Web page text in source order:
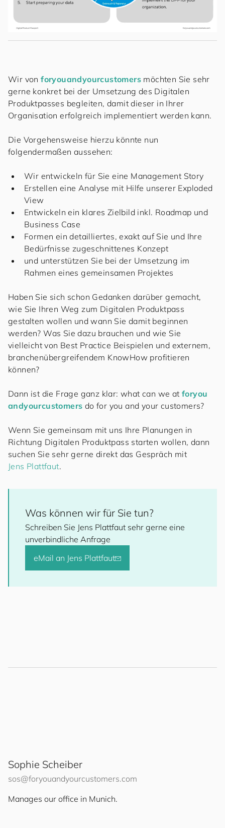
Wir vonforyouandyourcustomers möchten Sie sehr
gerne konkret bei der Umsetzung des Digitalen
Produktpasses begleiten, damit dieser in Ihrer
Organisation erfolgreich implementiert werden kann.
Die Vorgehensweise hierzu könnte nun
folgendermaßen aussehen:
Wir entwickeln für Sie eine Management Story
Erstellen eine Analyse mit Hilfe unserer Exploded
View
Entwickeln ein klares Zielbild inkl. Roadmap und
Business Case
Formen ein detailliertes, exakt auf Sie und Ihre
Bedürfnisse zugeschnittenes Konzept
und unterstützen Sie bei der Umsetzung im
Rahmen eines gemeinsamen Projektes
Haben Sie sich schon Gedanken darüber gemacht,
wie Sie Ihren Weg zum Digitalen Produktpass
gestalten wollen und wann Sie damit beginnen
werden? Was Sie dazu brauchen und wie Sie
vielleicht von Best Practice Beispielen und externem,
branchenübergreifendem KnowHow profitieren
können?
Dann ist die Frage ganz klar: what can we at foryou
andyourcustomers do for you and your customers?
Wenn Sie gemeinsam mit uns Ihre Planungen in
Richtung Digitalen Produktpass starten wollen, dann
suchen Sie sehr gerne direkt das Gespräch mit
Jens Plattfaut.
Was können wir für Sie tun?
Schreiben Sie Jens Plattfaut sehr gerne eine
unverbindliche Anfrage
eMail an Jens Plattfaut
Sophie Scheiber
sos@foryouandyourcustomers.com
Manages our office in Munich.